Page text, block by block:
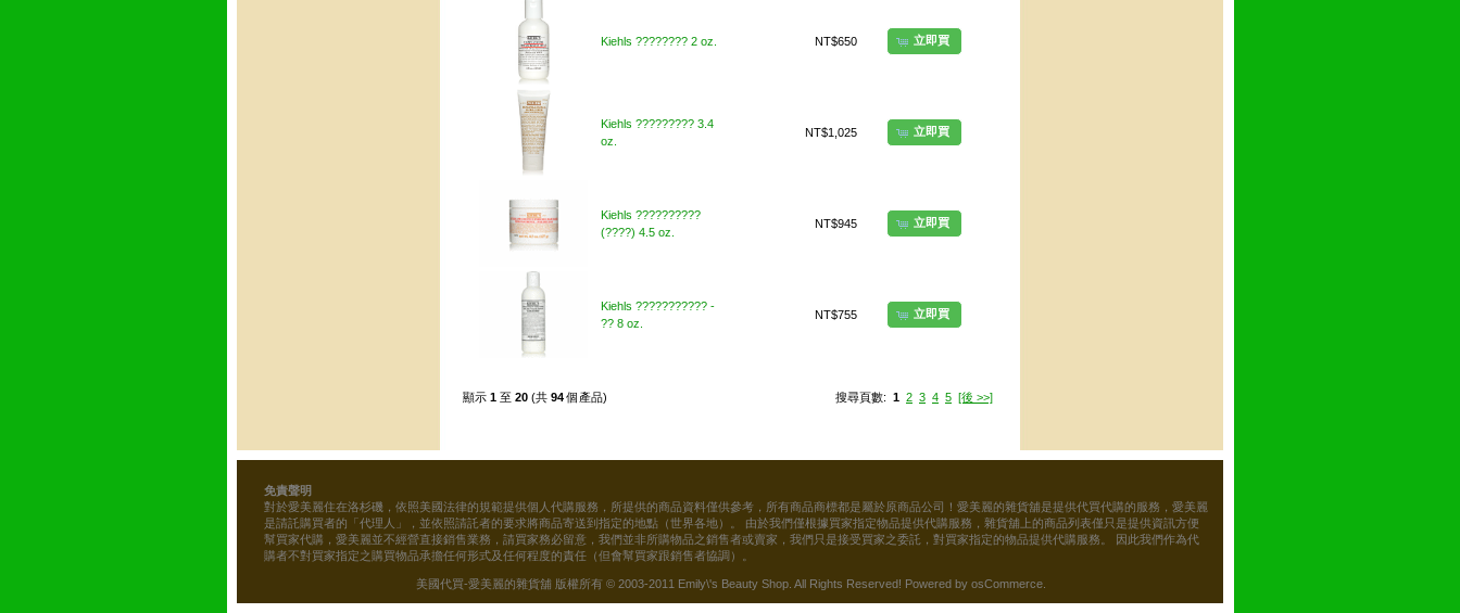
Kiehls ???????? 2 oz. NT$650 立即買
Kiehls ????????? 3.4
oz.
NT$1,025 立即買
Kiehls ??????????
(????) 4.5 oz.
NT$945 立即買
Kiehls ??????????? -
?? 8 oz.
NT$755 立即買
搜尋頁數: 1 2 3 4 5 [後 >>]
顯示 1 至 20 (共 94個產品)
免責聲明
對於愛美麗住在洛杉磯，依照美國法律的規範提供個人代購服務，所提供的商品資料僅供參考，所有商品商標都是屬於原商品公司！愛美麗的雜貨舖是提供代買代購的服務，愛美麗
是請託購買者的「代理人」，並依照請託者的要求將商品寄送到指定的地點（世界各地）。 由於我們僅根據買家指定物品提供代購服務，雜貨舖上的商品列表僅只是提供資訊方便
幫買家代購，愛美麗並不經營直接銷售業務，請買家務必留意，我們並非所購物品之銷售者或賣家，我們只是接受買家之委託，對買家指定的物品提供代購服務。 因此我們作為代
購者不對買家指定之購買物品承擔任何形式及任何程度的責任（但會幫買家跟銷售者協調）。
美國代買-愛美麗的雜貨舖 版權所有 © 2003-2011 Emily\'s Beauty Shop. All Rights Reserved! Powered by osCommerce.